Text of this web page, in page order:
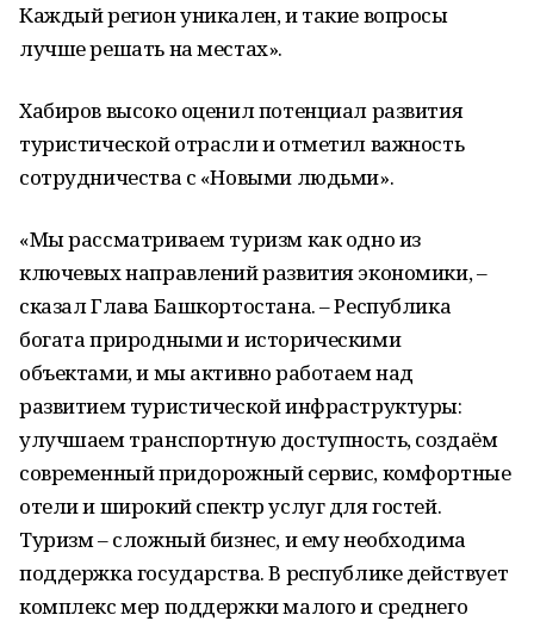
Каждый регион уникален, и такие вопросы
лучше решать на местах».
Хабиров высоко оценил потенциал развития
туристической отрасли и отметил важность
сотрудничества с «Новыми людьми».
«Мы рассматриваем туризм как одно из
ключевых направлений развития экономики, –
сказал Глава Башкортостана. – Республика
богата природными и историческими
объектами, и мы активно работаем над
развитием туристической инфраструктуры:
улучшаем транспортную доступность, создаём
современный придорожный сервис, комфортные
отели и широкий спектр услуг для гостей.
Туризм – сложный бизнес, и ему необходима
поддержка государства. В республике действует
комплекс мер поддержки малого и среднего